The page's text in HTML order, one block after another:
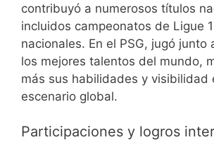
contribuyó a numerosos títulos
incluidos campeonatos de Ligue
nacionales. En el PSG, jugó junto
los mejores talentos del mundo,
más sus habilidades y visibilidad
escenario global.
Participaciones y logros